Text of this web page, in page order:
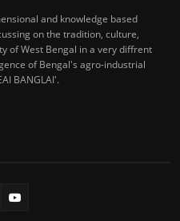
and knowledge based
on the tradition, culture,
of West Bengal in a very diffrent
of Bengal's agro-industrial
BANGLAI'.